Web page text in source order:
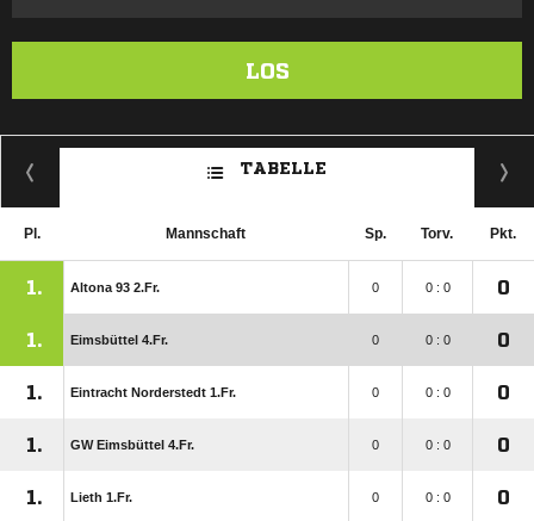
LOS
TABELLE
Pl. Mannschaft Sp. Torv. Pkt.
1. Altona 93 2.Fr. 0 0 : 0 0
1. Eimsbüttel 4.Fr. 0 0 : 0 0
1. Eintracht Norderstedt 1.Fr. 0 0 : 0 0
1. GW Eimsbüttel 4.Fr. 0 0 : 0 0
1. Lieth 1.Fr. 0 0 : 0 0